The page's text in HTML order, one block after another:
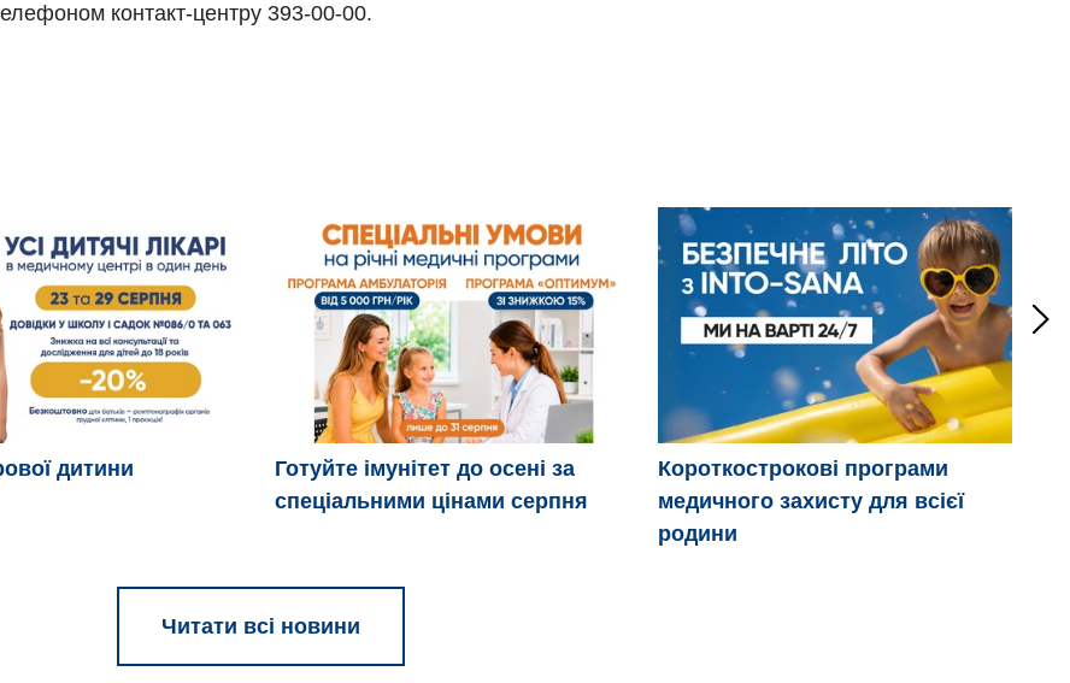
контакт-центру 393-00-00.
дитини
Готуйте імунітет до осені за
спеціальними цінами серпня
Короткострокові програми
медичного захисту для всієї
родини
Читати всі новини